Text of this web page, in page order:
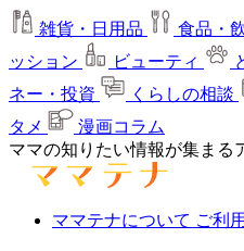
雑貨・日用品 食品・
ッション
ビューティ
ネー・投資
くらしの相談
タメ
漫画コラム
ママの知りたい情報が集まる
ママテナについて ご利